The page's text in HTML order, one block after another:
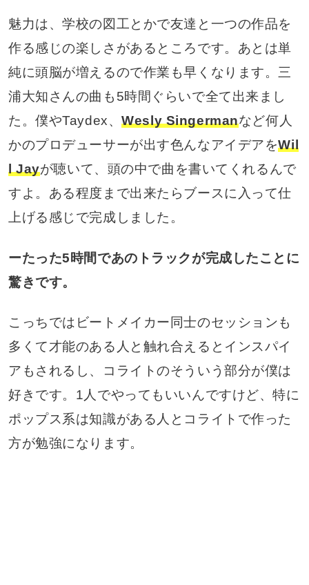
魅力は、学校の図工とかで友達と一つの作品を
作る感じの楽しさがあるところです。あとは単
純に頭脳が増えるので作業も早くなります。三
浦大知さんの曲も5時間ぐらいで全て出来まし
た。僕やTaydex、Wesly Singermanなど何人
かのプロデューサーが出す色んなアイデアをWil
l Jayが聴いて、頭の中で曲を書いてくれるんで
すよ。ある程度まで出来たらブースに入って仕
上げる感じで完成しました。
ーたった5時間であのトラックが完成したことに
驚きです。
こっちではビートメイカー同士のセッションも
多くて才能のある人と触れ合えるとインスパイ
アもされるし、コライトのそういう部分が僕は
好きです。1人でやってもいいんですけど、特に
ポップス系は知識がある人とコライトで作った
方が勉強になります。